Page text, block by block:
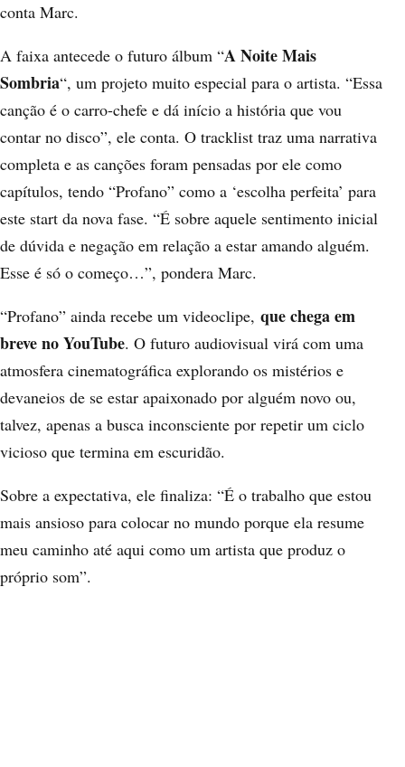
conta Marc.
A faixa antecede o futuro álbum “A Noite Mais
Sombria“, um projeto muito especial para o artista. “Essa
canção é o carro-chefe e dá início a história que vou
contar no disco”, ele conta. O tracklist traz uma narrativa
completa e as canções foram pensadas por ele como
capítulos, tendo “Profano” como a ‘escolha perfeita’ para
este start da nova fase. “É sobre aquele sentimento inicial
de dúvida e negação em relação a estar amando alguém.
Esse é só o começo…”, pondera Marc.
“Profano” ainda recebe um videoclipe, que chega em
breve no YouTube. O futuro audiovisual virá com uma
atmosfera cinematográfica explorando os mistérios e
devaneios de se estar apaixonado por alguém novo ou,
talvez, apenas a busca inconsciente por repetir um ciclo
vicioso que termina em escuridão.
Sobre a expectativa, ele finaliza: “É o trabalho que estou
mais ansioso para colocar no mundo porque ela resume
meu caminho até aqui como um artista que produz o
próprio som”.